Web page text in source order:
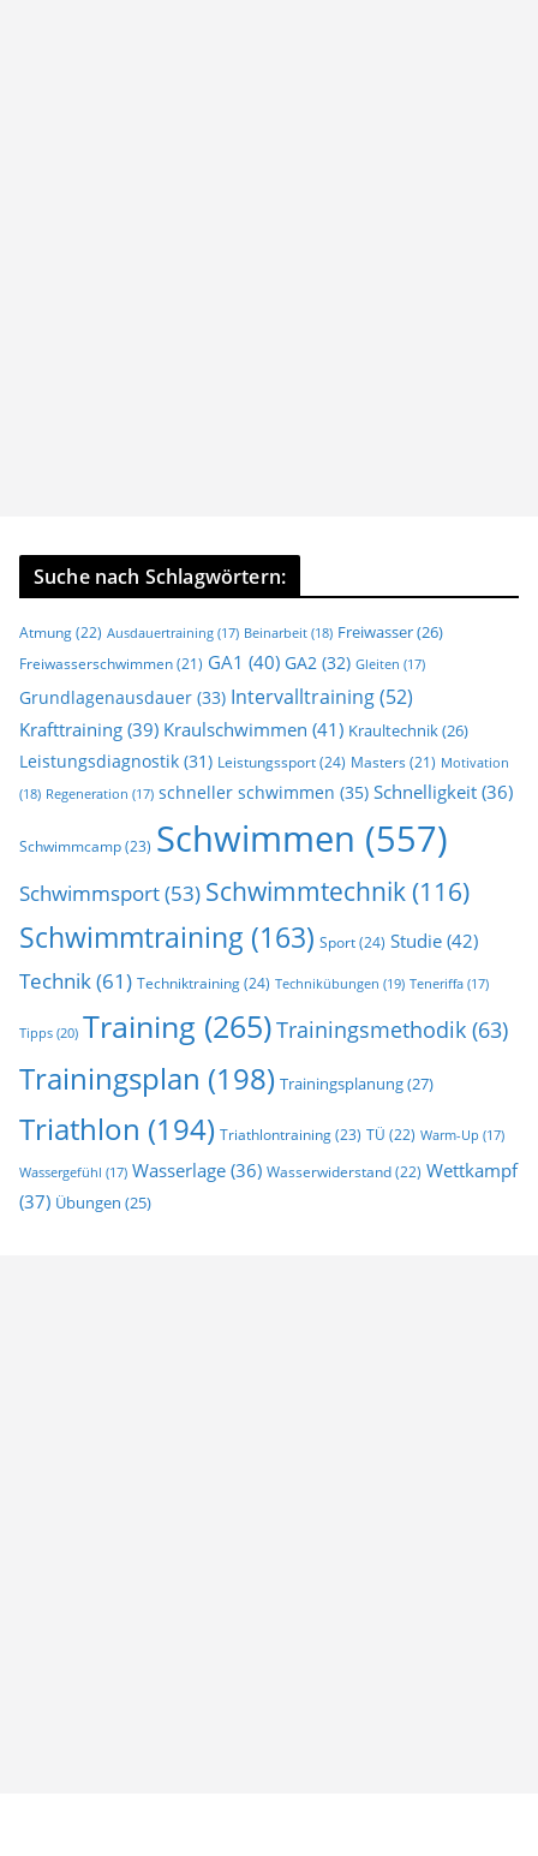
Suche nach Schlagwörtern:
Atmung(22) Ausdauertraining (17) Beinarbeit (18) Freiwasser(26)
Freiwasserschwimmen (21) GA1 (40) GA2 (32) Gleiten (17)
Grundlagenausdauer (33) Intervalltraining(52)
Krafttraining (39) Kraulschwimmen (41) Kraultechnik(26)
Leistungsdiagnostik (31) Leistungssport(24) Masters (21) Motivation
(18) Regeneration (17) schneller schwimmen (35) Schnelligkeit (36)
Schwimmcamp(23) Schwimmen (557)
Schwimmsport(53) Schwimmtechnik(116)
Schwimmtraining (163) Sport(24) Studie (42)
Technik(61) Techniktraining(24) Technikübungen (19) Teneriffa (17)
Tipps (20) Training (265)Trainingsmethodik (63)
Trainingsplan (198) Trainingsplanung(27)
Triathlon (194) Triathlontraining(23) TÜ (22) Warm-Up (17)
Wassergefühl (17) Wasserlage (36) Wasserwiderstand(22) Wettkampf
(37) Übungen (25)